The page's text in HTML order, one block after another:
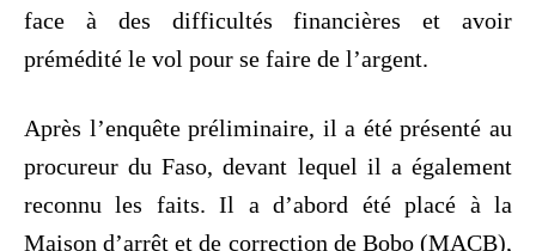
face à des difficultés financières et avoir
prémédité le vol pour se faire de l’argent.
Après l’enquête préliminaire, il a été présenté au
procureur du Faso, devant lequel il a également
reconnu les faits. Il a d’abord été placé à la
Maison d’arrêt et de correction de Bobo (MACB),